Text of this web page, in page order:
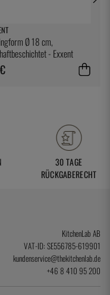
Ø 18 cm,
- Exxent
30 TAGE
RÜCKGABERECHT
KitchenLab AB
VAT-ID: SE556785-619901
kundenservice@thekitchenlab.de
+46 8 410 95 200